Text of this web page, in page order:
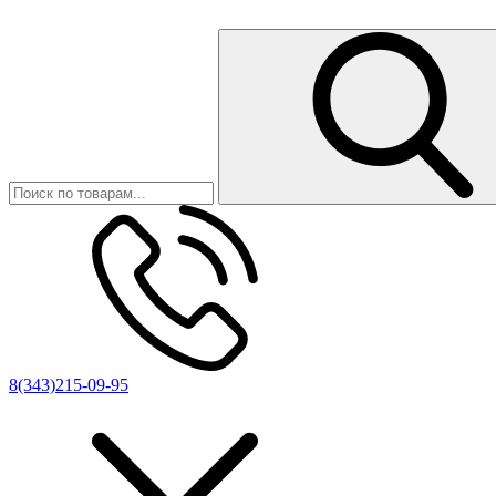
8(343)215-09-95